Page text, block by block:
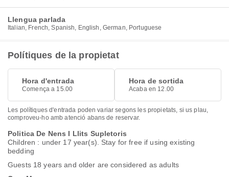
Llengua parlada
Italian, French, Spanish, English, German, Portuguese
Polítiques de la propietat
Hora d'entrada
Comença a 15.00
Hora de sortida
Acaba en 12.00
Les polítiques d'entrada poden variar segons les propietats, si us plau,
comproveu-ho amb atenció abans de reservar.
Politica De Nens I Llits Supletoris
Children : under 17 year(s). Stay for free if using existing
bedding
Guests 18 years and older are considered as adults